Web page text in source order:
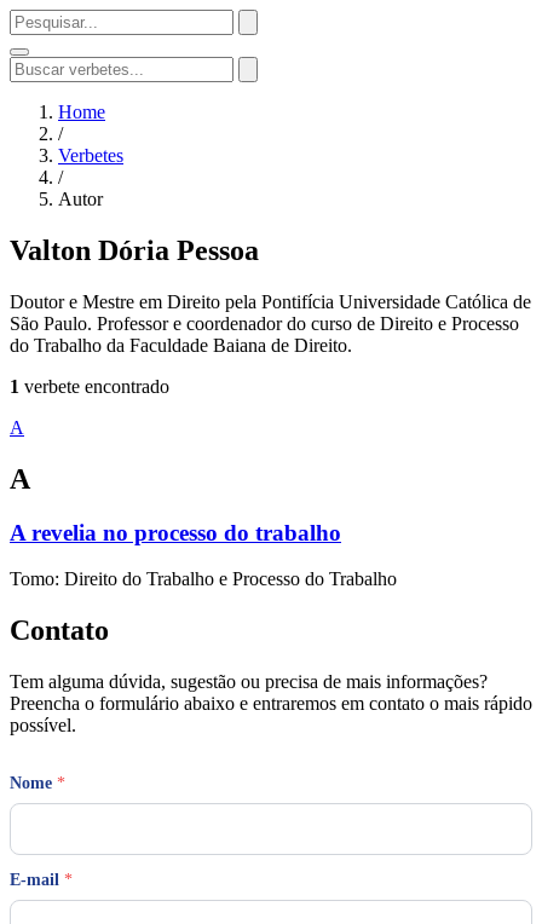
Home
/
Verbetes
/
Autor
Valton Dória Pessoa
Doutor e Mestre em Direito pela Pontifícia Universidade Católica de
São Paulo. Professor e coordenador do curso de Direito e Processo
do Trabalho da Faculdade Baiana de Direito.
1 verbete encontrado
A
A
A revelia no processo do trabalho
Tomo: Direito do Trabalho e Processo do Trabalho
Contato
Tem alguma dúvida, sugestão ou precisa de mais informações?
Preencha o formulário abaixo e entraremos em contato o mais rápido
possível.
Nome *
E-mail *